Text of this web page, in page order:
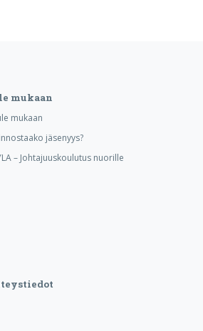
mukaan
mukaan
jäsenyys?
– Johtajuuskoulutus nuorille